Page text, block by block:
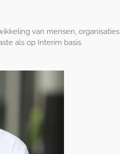
van mensen, organisaties
als op Interim basis.